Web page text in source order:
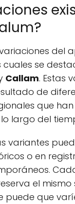
del
cuales se
Callam. Estas
de
que han
largo del
variantes
o en
el mismo
puede que